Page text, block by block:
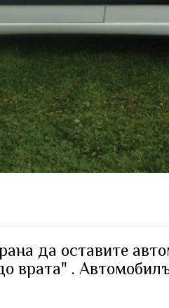
да оставите
врата" .